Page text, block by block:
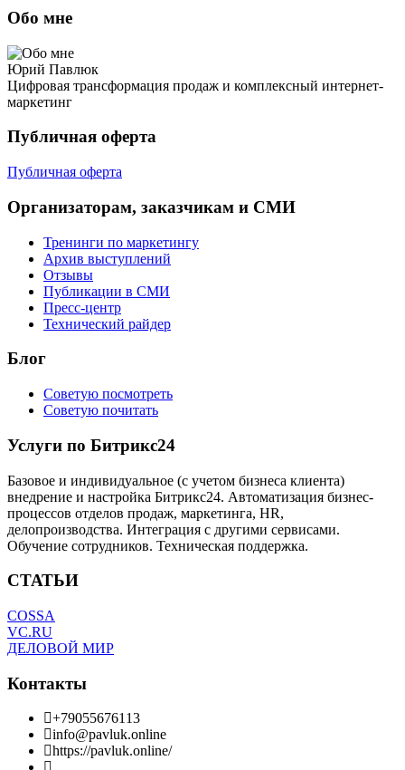
Обо мне
Юрий Павлюк
Цифровая трансформация продаж и комплексный интернет-
маркетинг
Публичная оферта
Публичная оферта
Организаторам, заказчикам и СМИ
Тренинги по маркетингу
Архив выступлений
Отзывы
Публикации в СМИ
Пресс-центр
Технический райдер
Блог
Советую посмотреть
Советую почитать
Услуги по Битрикс24
Базовое и индивидуальное (с учетом бизнеса клиента)
внедрение и настройка Битрикс24. Автоматизация бизнес-
процессов отделов продаж, маркетинга, HR,
делопроизводства. Интеграция с другими сервисами.
Обучение сотрудников. Техническая поддержка.
СТАТЬИ
COSSA
VC.RU
ДЕЛОВОЙ МИР
Контакты
+79055676113
info@pavluk.online
https://pavluk.online/